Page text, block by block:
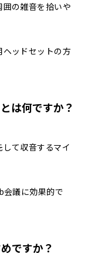
の雑音を拾いや
ッドセットの方
は何ですか？
て収音するマイ
会議に効果的で
ですか？